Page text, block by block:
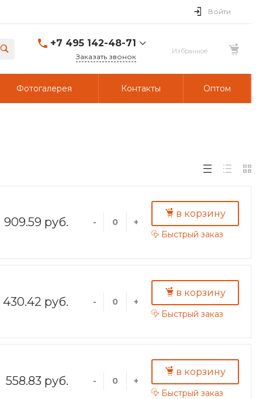
Войти
+7 495 142-48-71
Заказать звонок
Фотогалерея Контакты Оптом
909.59 руб. - +
в корзину
Быстрый заказ
430.42 руб. - +
в корзину
Быстрый заказ
558.83 руб. - +
в корзину
Быстрый заказ